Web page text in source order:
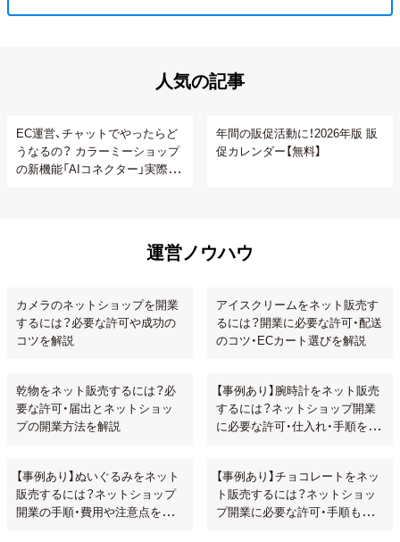
人気の記事
EC運営、チャットでやったらど
うなるの？ カラーミーショップ
の新機能「AIコネクター」実際に
年間の販促活動に！2026年版 販
促カレンダー【無料】
運営ノウハウ
カメラのネットショップを開業
するには？必要な許可や成功の
コツを解説
アイスクリームをネット販売す
るには？開業に必要な許可・配送
のコツ・ECカート選びを解説
乾物をネット販売するには？必
要な許可・届出とネットショッ
プの開業方法を解説
【事例あり】腕時計をネット販売
するには？ネットショップ開業
に必要な許可・仕入れ・手順を解
【事例あり】ぬいぐるみをネット
販売するには？ネットショップ
開業の手順・費用や注意点を解
【事例あり】チョコレートをネッ
ト販売するには？ネットショッ
プ開業に必要な許可・手順も解